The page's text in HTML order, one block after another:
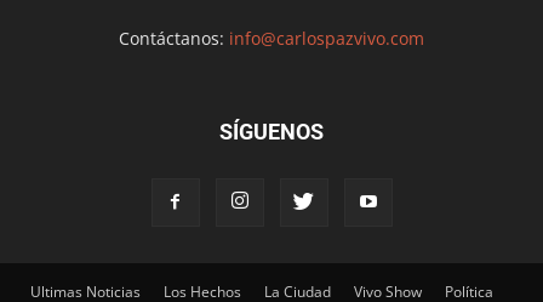
Contáctanos: info@carlospazvivo.com
SÍGUENOS
Ultimas Noticias Los Hechos La Ciudad Vivo Show Política